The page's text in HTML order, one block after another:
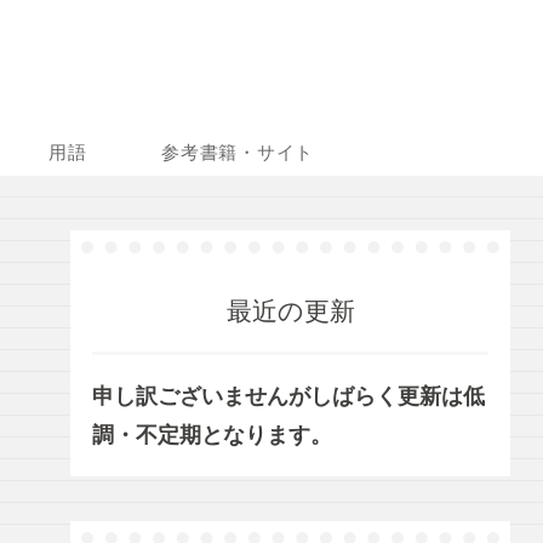
用語 参考書籍・サイト
最近の更新
申し訳ございませんがしばらく更新は低
調・不定期となります。